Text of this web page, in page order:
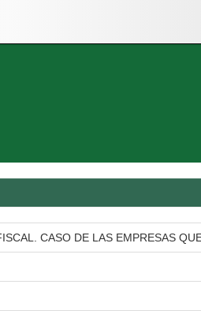
CASO DE LAS EMPRESAS